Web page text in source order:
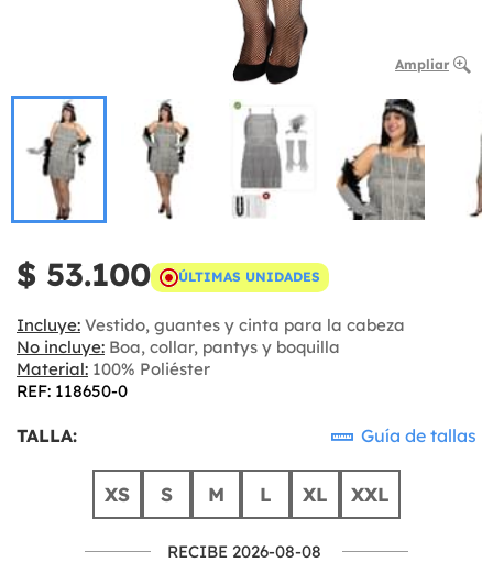
Ampliar
$ 53.100 ÚLTIMAS UNIDADES
Incluye: Vestido, guantes y cinta para la cabeza
No incluye: Boa, collar, pantys y boquilla
Material: 100% Poliéster
REF: 118650-0
TALLA: Guía de tallas
XS S M L XL XXL
RECIBE 2026-08-08